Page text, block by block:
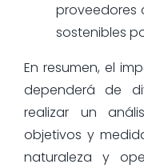
proveedores
sostenibles
En resumen, el
dependerá de
realizar un
objetivos y
naturaleza y